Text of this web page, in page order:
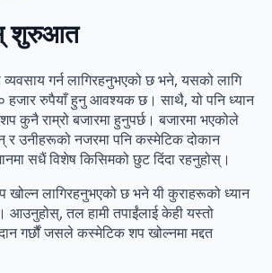
शुरुआत
गर्न लागिरहनुभएको छ भने, यसको लागि
हजार रुपैयाँ हुनु आवश्यक छ। साथै, यो पनि ध्यान
कुनै राम्रो बजारमा हुनुपर्छ। बजारमा भएकोले
उनीहरूको नजरमा पनि कस्मेटिक दोकान
सधैं विशेष किसिमको छुट दिंदा रहनुहोस्।
खोल्न लागिरहनुभएको छ भने यी कुराहरूको ध्यान
तल हामी तपाईंलाई केही यस्तो
गर्छौं जसले कस्मेटिक शप खोल्नमा मद्दत